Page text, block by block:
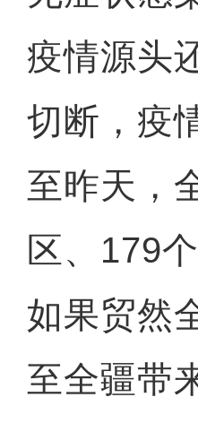
疫情源头
切断，疫
至昨天，
区、179
如果贸然
至全疆带